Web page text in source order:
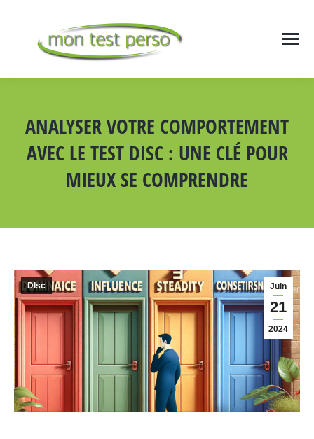
ANALYSER VOTRE COMPORTEMENT
AVEC LE TEST DISC : UNE CLÉ POUR
MIEUX SE COMPRENDRE
Juin
21
2024
DIsc